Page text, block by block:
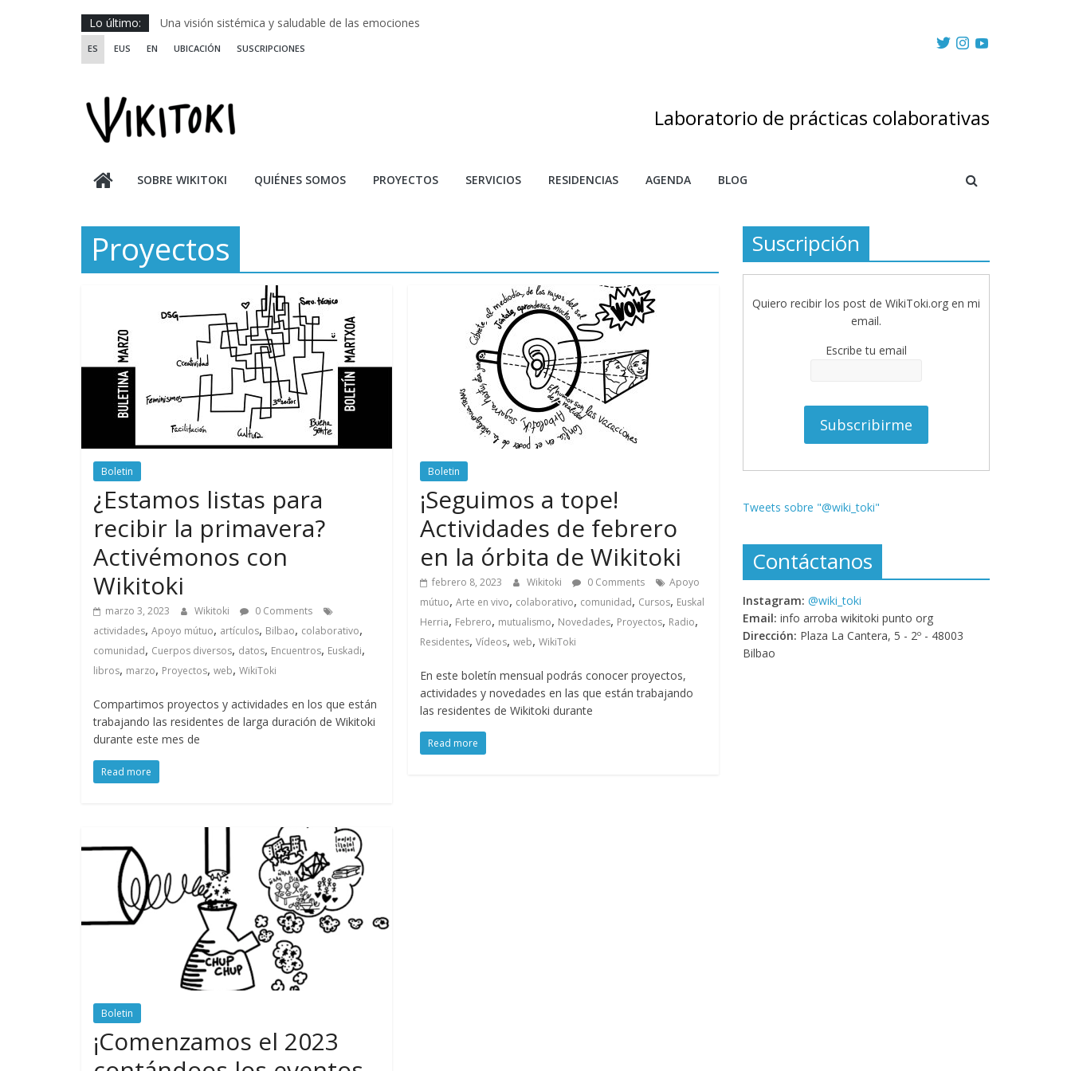
Saltar
contenido
Lo último:
Una visión sistémica y saludable de las emociones
Investigando y haciendo desde-con las artes
ES EUS EN UBICACIÓN SUSCRIPCIONES
Laboratorio de prácticas colaborativas
SOBRE WIKITOKI QUIÉNES SOMOS PROYECTOS SERVICIOS RESIDENCIAS AGENDA BLOG
Proyectos
Boletin
¿Estamos listas para
recibir la primavera?
Activémonos con
Wikitoki
marzo 3, 2023 Wikitoki
0 Comments
actividades, Apoyo mútuo, artículos, Bilbao, colaborativo,
comunidad, Cuerpos diversos, datos, Encuentros, Euskadi,
libros, marzo, Proyectos, web, WikiToki
Compartimos proyectos y actividades en los que están
trabajando las residentes de larga duración de Wikitoki
durante este mes de
Read more
Boletin
¡Seguimos a tope!
Actividades de febrero
en la órbita de Wikitoki
febrero 8, 2023 Wikitoki 0 Comments
Apoyo
mútuo,Arte en vivo, colaborativo, comunidad, Cursos, Euskal
Herria, Febrero, mutualismo, Novedades, Proyectos, Radio,
Residentes,Vídeos,web,WikiToki
En este boletín mensual podrás conocer proyectos,
actividades y novedades en las que están trabajando
las residentes de Wikitoki durante
Read more
Boletin
¡Comenzamos el 2023
Suscripción
Quiero recibir los post de WikiToki.org en mi
email.
Escribe tu email
Tweets sobre "@wiki_toki"
Contáctanos
Instagram: @wiki_toki
Email: info arroba wikitoki punto org
Dirección: Plaza La Cantera, 5 - 2º - 48003
Bilbao